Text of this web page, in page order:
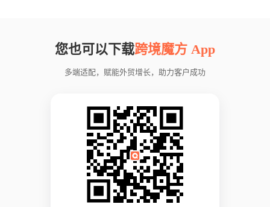
您也可以下载跨境魔方 App
多端适配，赋能外贸增长，助力客户成功